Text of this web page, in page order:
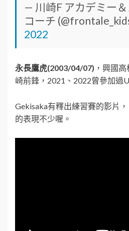
— 川崎F アカデミー
コーチ
2022
永長鷹虎(2003/04/07) ，興國
崎前鋒，2021、2022曾參加過
Gekisaka有釋出練習賽的影片
的表現不少喔。